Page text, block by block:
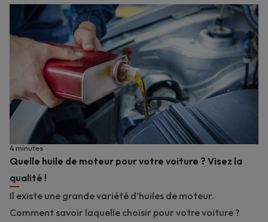
Quelle huile de moteur pour votre voiture ? Visez la
qualité !
4 minutes
Il existe une grande variété d’huiles de moteur.
Comment savoir laquelle choisir pour votre voiture ?